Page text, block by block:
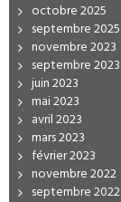
octobre 2025
septembre 2025
novembre 2023
septembre 2023
juin 2023
mai 2023
avril 2023
mars 2023
février 2023
novembre 2022
septembre 2022